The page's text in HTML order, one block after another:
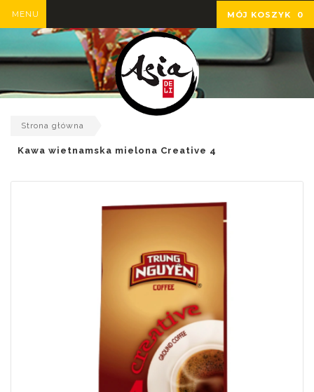
MÓJ KOSZYK 0
MENU
Strona główna
Kawa wietnamska mielona Creative 4